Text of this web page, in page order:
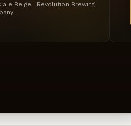
Belge · Revolution Brewing